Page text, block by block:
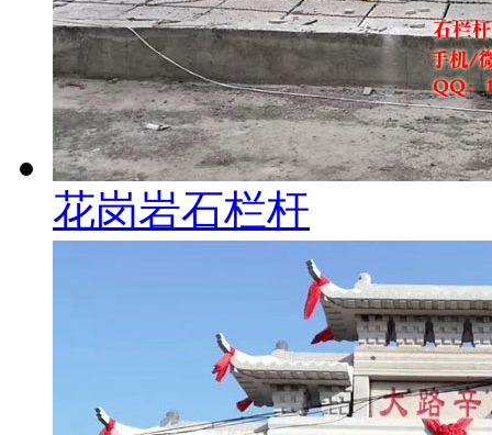
花岗岩石栏杆